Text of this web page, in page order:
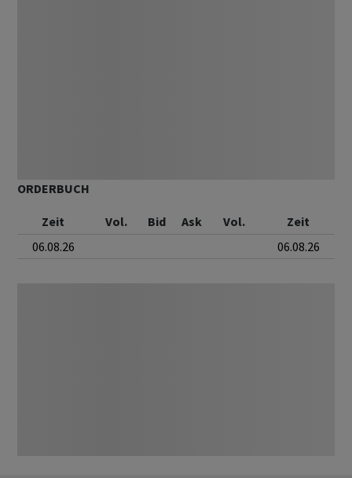
ORDERBUCH
Zeit Vol. Bid Ask Vol.
Zeit
06.08.26
06.08.26